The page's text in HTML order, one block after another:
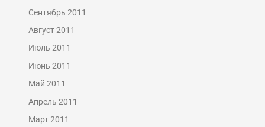
Сентябрь 2011
Август 2011
Июль 2011
Июнь 2011
Май 2011
Апрель 2011
Март 2011